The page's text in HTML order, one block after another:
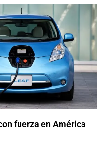
fuerza en América